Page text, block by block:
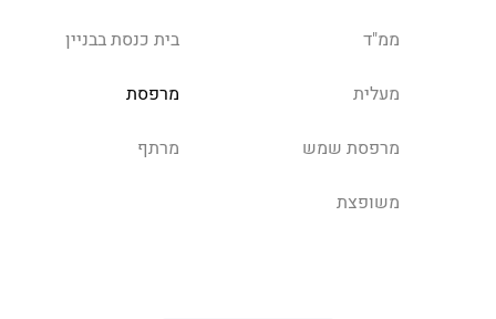
ממ"ד בית כנסת בבניין
מעלית מרפסת
מרפסת שמש מרתף
משופצת